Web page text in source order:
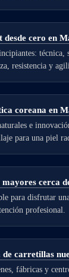
desde cero en
técnica,
resistencia y
coreana en
e
para una piel
mayores cerca
para disfrutar
profesional.
de carretillas
fábricas y